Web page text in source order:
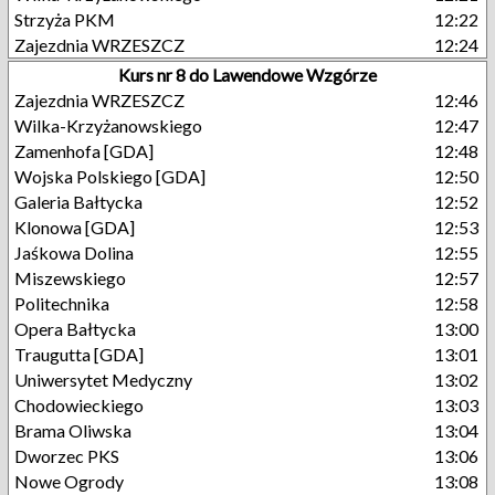
Strzyża PKM
12:22
Zajezdnia WRZESZCZ
12:24
Kurs nr 8 do Lawendowe Wzgórze
Zajezdnia WRZESZCZ
12:46
Wilka-Krzyżanowskiego
12:47
Zamenhofa [GDA]
12:48
Wojska Polskiego [GDA]
12:50
Galeria Bałtycka
12:52
Klonowa [GDA]
12:53
Jaśkowa Dolina
12:55
Miszewskiego
12:57
Politechnika
12:58
Opera Bałtycka
13:00
Traugutta [GDA]
13:01
Uniwersytet Medyczny
13:02
Chodowieckiego
13:03
Brama Oliwska
13:04
Dworzec PKS
13:06
Nowe Ogrody
13:08